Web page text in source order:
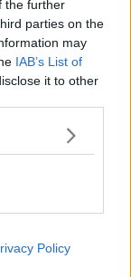
the further
parties on the
may
IAB’s List of
it to other
Policy